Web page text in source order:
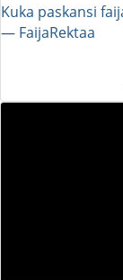
Kuka paskansi
― FaijaRektaa